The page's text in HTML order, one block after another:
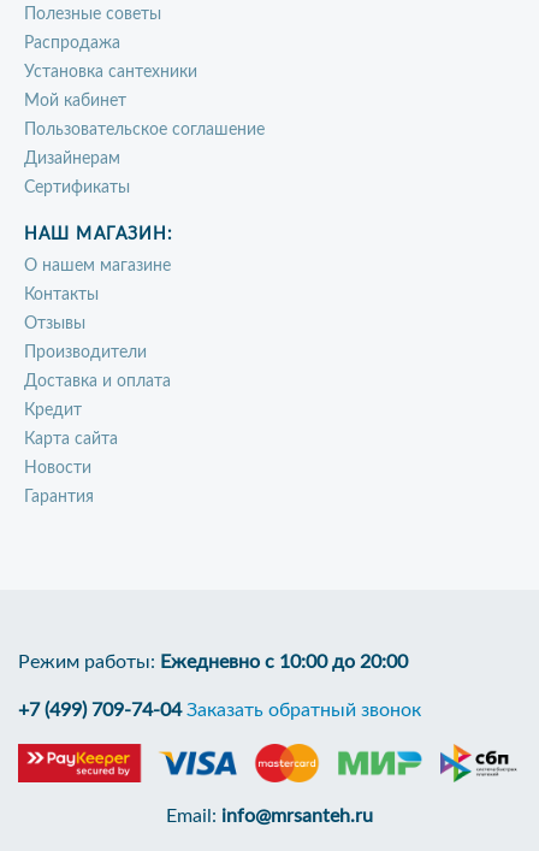
Полезные советы
Распродажа
Установка сантехники
Мой кабинет
Пользовательское соглашение
Дизайнерам
Сертификаты
НАШ МАГАЗИН:
О нашем магазине
Контакты
Отзывы
Производители
Доставка и оплата
Кредит
Карта сайта
Новости
Гарантия
Режим работы: Ежедневно с 10:00 до 20:00
+7 (499) 709-74-04 Заказать обратный звонок
Email: info@mrsanteh.ru